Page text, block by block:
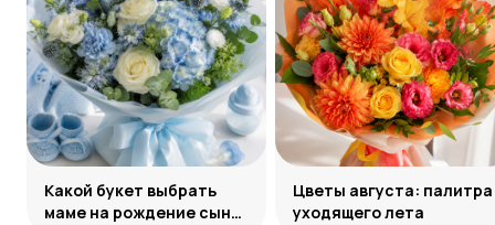
Какой букет выбрать
маме на рождение сына:
Цветы августа: палитра
уходящего лета